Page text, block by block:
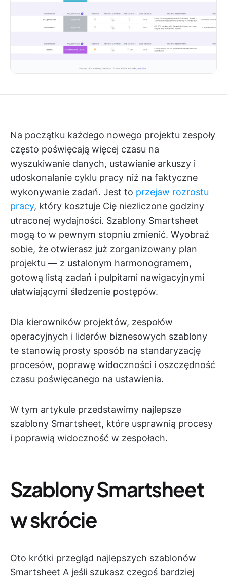
Na początku każdego nowego projektu zespoły
często poświęcają więcej czasu na
wyszukiwanie danych, ustawianie arkuszy i
udoskonalanie cyklu pracy niż na faktyczne
wykonywanie zadań. Jest to przejaw rozrostu
pracy, który kosztuje Cię niezliczone godziny
utraconej wydajności. Szablony Smartsheet
mogą to w pewnym stopniu zmienić. Wyobraź
sobie, że otwierasz już zorganizowany plan
projektu — z ustalonym harmonogramem,
gotową listą zadań i pulpitami nawigacyjnymi
ułatwiającymi śledzenie postępów.
Dla kierowników projektów, zespołów
operacyjnych i liderów biznesowych szablony
te stanowią prosty sposób na standaryzację
procesów, poprawę widoczności i oszczędność
czasu poświęcanego na ustawienia.
W tym artykule przedstawimy najlepsze
szablony Smartsheet, które usprawnią procesy
i poprawią widoczność w zespołach.
Szablony Smartsheet
w skrócie
Oto krótki przegląd najlepszych szablonów
Smartsheet A jeśli szukasz czegoś bardziej